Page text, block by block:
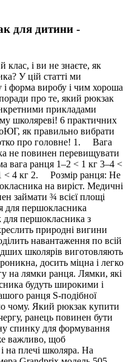
для дитини -
і ви не знаєте, як
У цій статті ми
і форма виробу і чим хороша
про те, який рюкзак
прикладами
школяреві! 6 практичних
як правильно вибрати
про головне! 1. Вага
не повинен перевищувати
вага ранця 1–2 < 1 кг 3–4 <
< 4 кг 2. Розмір ранця: Не
на виріст. Медичні
займати ¾ всієї площі
першокласника
першокласника з
природні вигини
навантаження по всій
школярів виготовляють
досить міцна і легко
на лямки ранця. Лямки, які
будуть широкими і
ранця S-подібної
чому. Який рюкзак купити
ранець повинен бути
спинку для формування
важливо, щоб
на плечі школяра. На